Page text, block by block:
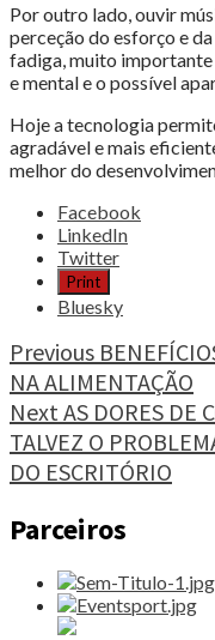
Por outro lado, ouvir
perceção do esforço e
fadiga, muito
e mental e o possível
Hoje a tecnologia
agradável e mais
melhor do
Share
post
TECNOLOGIA
POTENCIA
O
SEU
EXERCÍCIO
FÍSICO"
Facebook
LinkedIn
Twitter
Print
Bluesky
Continue
Reading
Previous
NA ALIMENTAÇÃO
Next AS DORES DE
TALVEZ O
DO ESCRITÓRIO
Parceiros